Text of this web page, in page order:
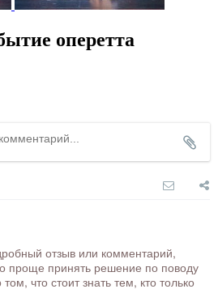
оперетта
отзыв или комментарий,
проще принять решение по поводу
что стоит знать тем, кто только